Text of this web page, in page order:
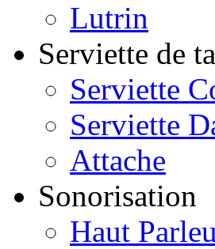
Lutrin
Serviette de
Serviette
Serviette
Attache
Sonorisation
Haut